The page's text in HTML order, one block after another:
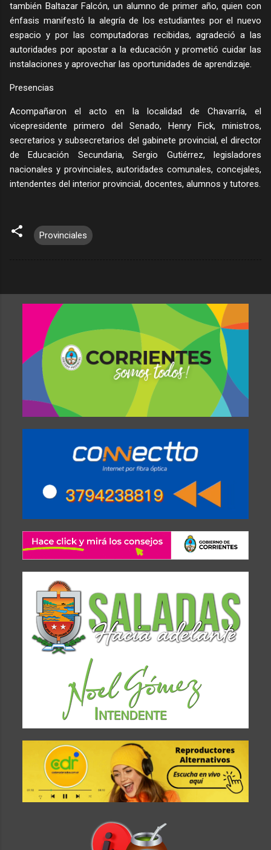
también Baltazar Falcón, un alumno de primer año, quien con
énfasis manifestó la alegría de los estudiantes por el nuevo
espacio y por las computadoras recibidas, agradeció a las
autoridades por apostar a la educación y prometió cuidar las
instalaciones y aprovechar las oportunidades de aprendizaje.
Presencias
Acompañaron el acto en la localidad de Chavarría, el
vicepresidente primero del Senado, Henry Fick, ministros,
secretarios y subsecretarios del gabinete provincial, el director
de Educación Secundaria, Sergio Gutiérrez, legisladores
nacionales y provinciales, autoridades comunales, concejales,
intendentes del interior provincial, docentes, alumnos y tutores.
Provinciales